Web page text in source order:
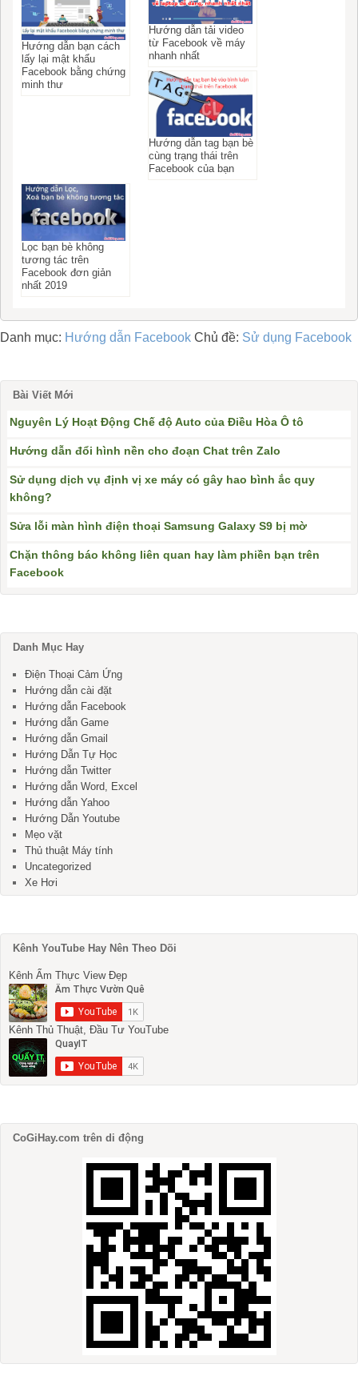
Hướng dẫn bạn cách
lấy lại mật khẩu
Facebook bằng chứng
minh thư
Hướng dẫn tải video
từ Facebook về máy
nhanh nhất
Hướng dẫn tag bạn bè
cùng trạng thái trên
Facebook của bạn
Lọc bạn bè không
tương tác trên
Facebook đơn giản
nhất 2019
Danh mục: Hướng dẫn Facebook Chủ đề: Sử dụng Facebook
Bài Viết Mới
Nguyên Lý Hoạt Động Chế độ Auto của Điều Hòa Ô tô
Hướng dẫn đổi hình nền cho đoạn Chat trên Zalo
Sử dụng dịch vụ định vị xe máy có gây hao bình ắc quy
không?
Sửa lỗi màn hình điện thoại Samsung Galaxy S9 bị mờ
Chặn thông báo không liên quan hay làm phiền bạn trên
Facebook
Danh Mục Hay
Điện Thoại Cảm Ứng
Hướng dẫn cài đặt
Hướng dẫn Facebook
Hướng dẫn Game
Hướng dẫn Gmail
Hướng Dẫn Tự Học
Hướng dẫn Twitter
Hướng dẫn Word, Excel
Hướng dẫn Yahoo
Hướng Dẫn Youtube
Mẹo vặt
Thủ thuật Máy tính
Uncategorized
Xe Hơi
Kênh YouTube Hay Nên Theo Dõi
Kênh Ẩm Thực View Đẹp
Kênh Thủ Thuật, Đầu Tư YouTube
CoGiHay.com trên di động